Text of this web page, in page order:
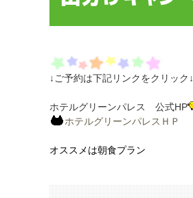
↓ご予約は下記リンクをクリック↓
ホテルグリーンパレス 公式HP
ホテルグリーンパレスＨＰ
オススメは朝食プラン